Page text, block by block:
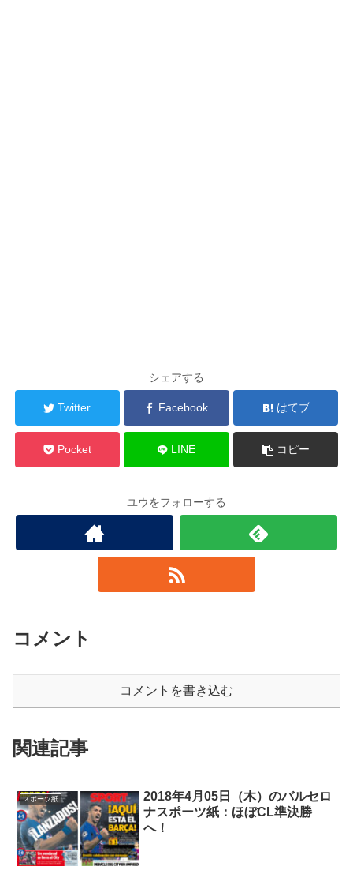
シェアする
Twitter Facebook はてブ
Pocket LINE コピー
ユウをフォローする
コメント
コメントを書き込む
関連記事
スポーツ紙
2018年4月05日（木）のバルセロ
ナスポーツ紙：ほぼCL準決勝
へ！